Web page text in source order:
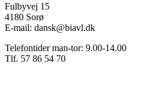
Fulbyvej 15
4180 Sorø
E-mail: dansk@biavl.dk
Telefontider man-tor: 9.00-14.00
Tlf. 57 86 54 70